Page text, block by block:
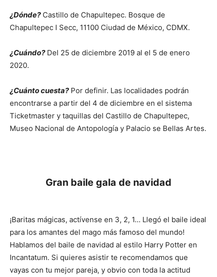
¿Dónde?Castillo de Chapultepec. Bosque de
Chapultepec I Secc, 11100 Ciudad de México, CDMX.
¿Cuándo?Del 25 de diciembre 2019 al el 5 de enero
2020.
¿Cuánto cuesta?Por definir. Las localidades podrán
encontrarse a partir del 4 de diciembre en el sistema
Ticketmaster y taquillas del Castillo de Chapultepec,
Museo Nacional de Antopología y Palacio se Bellas Artes.
Gran baile gala de navidad
¡Baritas mágicas, actívense en 3, 2, 1… Llegó el baile ideal
para los amantes del mago más famoso del mundo!
Hablamos del baile de navidad al estilo Harry Potter en
Incantatum. Si quieres asistir te recomendamos que
vayas con tu mejor pareja, y obvio con toda la actitud